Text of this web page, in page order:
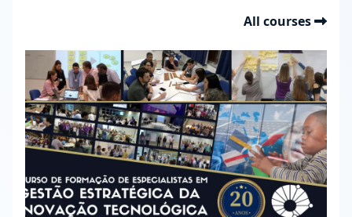
All courses